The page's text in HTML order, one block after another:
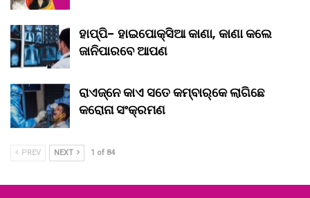
ହାପ୍ପି- ହାଇପୋକ୍ସିଆ କାଣା, କାଣା କଲେ
ଜାନିପାରବେ ଆପଣ
ରାଏଜ୍‌ନେ କାଏ ସତେ କମ୍‌ବାର୍‌କେ ଲାଗିଛେ
କରୋନା ସଂକ୍ରମଣ
PREV NEXT 1 of 84